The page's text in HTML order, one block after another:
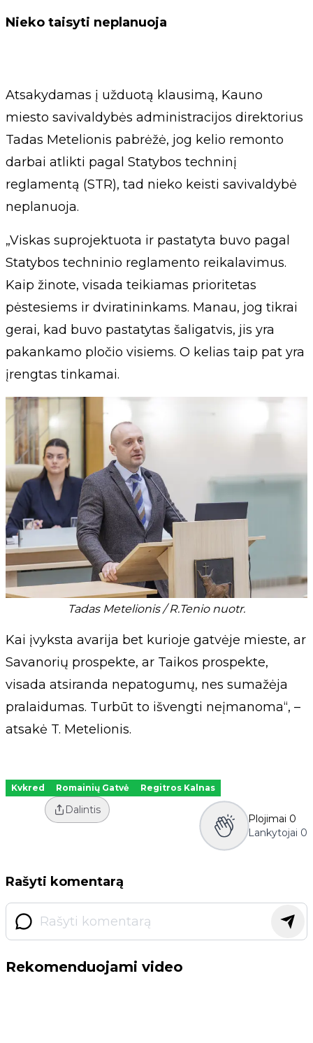
Nieko taisyti neplanuoja
Atsakydamas į užduotą klausimą, Kauno
miesto savivaldybės administracijos direktorius
Tadas Metelionis pabrėžė, jog kelio remonto
darbai atlikti pagal Statybos techninį
reglamentą (STR), tad nieko keisti savivaldybė
neplanuoja.
„Viskas suprojektuota ir pastatyta buvo pagal
Statybos techninio reglamento reikalavimus.
Kaip žinote, visada teikiamas prioritetas
pėstesiems ir dviratininkams. Manau, jog tikrai
gerai, kad buvo pastatytas šaligatvis, jis yra
pakankamo pločio visiems. O kelias taip pat yra
įrengtas tinkamai.
Tadas Metelionis / R.Tenio nuotr.
Kai įvyksta avarija bet kurioje gatvėje mieste, ar
Savanorių prospekte, ar Taikos prospekte,
visada atsiranda nepatogumų, nes sumažėja
pralaidumas. Turbūt to išvengti neįmanoma“, –
atsakė T. Metelionis.
Kvkred Romainių Gatvė Regitros Kalnas
Dalintis
Plojimai 0
Lankytojai 0
Rašyti komentarą
Rekomenduojami video